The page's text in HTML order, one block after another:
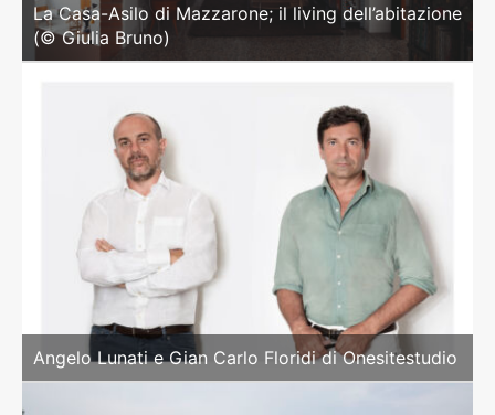
La Casa-Asilo di Mazzarone; il living dell’abitazione
(© Giulia Bruno)
Angelo Lunati e Gian Carlo Floridi di Onesitestudio